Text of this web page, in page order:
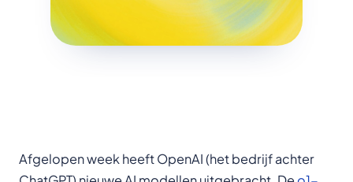
Afgelopen week heeft OpenAI (het bedrijf achter